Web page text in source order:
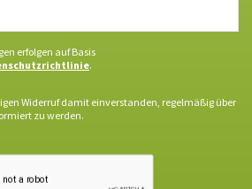
erfolgen auf Basis
.
Widerruf damit einverstanden, regelmäßig über
zu werden.